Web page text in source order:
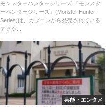
狼龍 ジンオウガ
モンスターハンターシリーズ 『モンスタ
ーハンターシリーズ』(Monster Hunter
Series)は、カプコンから発売されている
アクシ...
芸能・エンタメ